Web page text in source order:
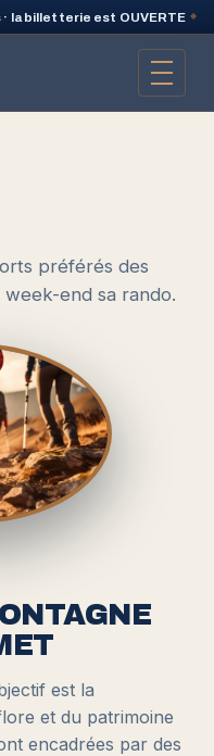
billetterie est OUVERTE ◆
préférés des
end sa rando.
est la
et du patrimoine
encadrées par des